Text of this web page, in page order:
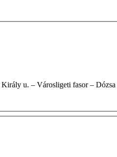
Izabella u. – Király u. – Városligeti fasor –